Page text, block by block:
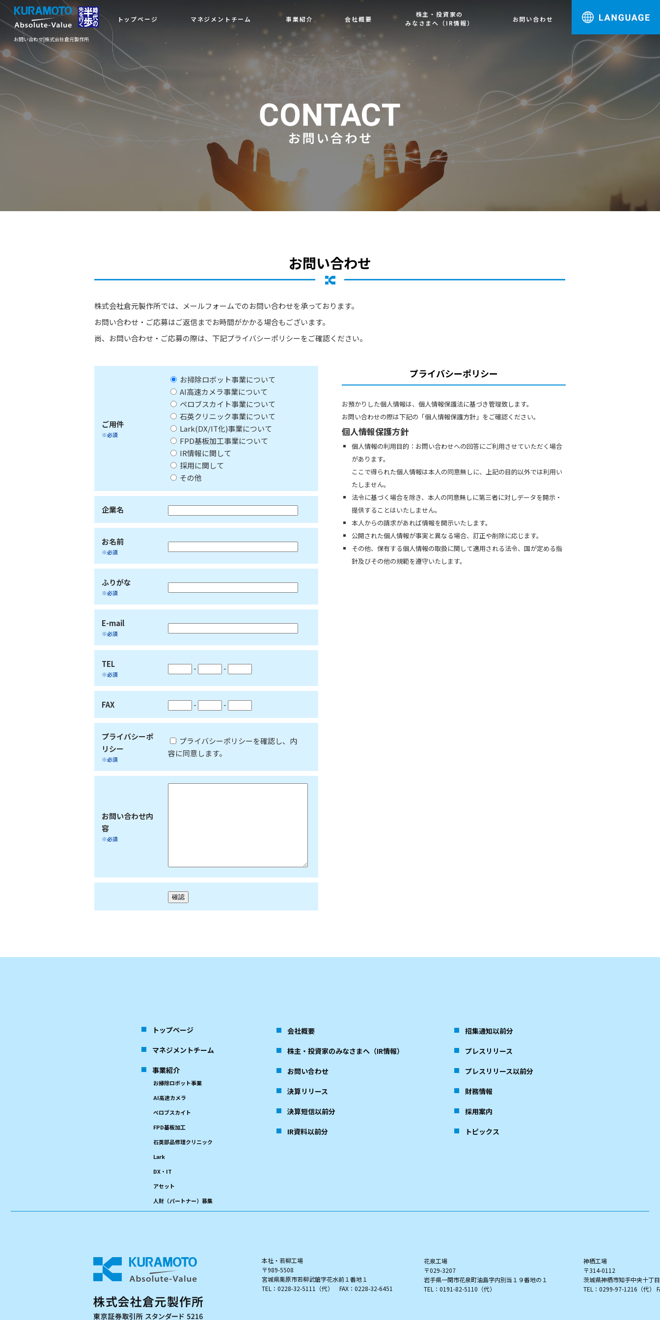
お問い合わせ|株式会社倉元製作所
トップページ マネジメントチーム 事業紹介 会社概要
株主・投資家の
みなさまへ（IR情報）
お問い合わせ
お問い合わせ
株式会社倉元製作所では、メールフォームでのお問い合わせを承っております。
お問い合わせ・ご応募はご返信までお時間がかかる場合もございます。
尚、お問い合わせ・ご応募の際は、下記プライバシーポリシーをご確認ください。
ご用件
※必須
お掃除ロボット事業について
AI高速カメラ事業について
ペロブスカイト事業について
石英クリニック事業について
Lark(DX/IT化)事業について
FPD基板加工事業について
IR情報に関して
採用に関して
その他
企業名
お名前
※必須
ふりがな
※必須
E-mail
※必須
TEL
※必須
- -
FAX - -
プライバシーポ
リシー
※必須
プライバシーポリシーを確認し、内
容に同意します。
お問い合わせ内
容
※必須
プライバシーポリシー
お預かりした個人情報は、個人情報保護法に基づき管理致します。
お問い合わせの際は下記の「個人情報保護方針」をご確認ください。
個人情報保護方針
個人情報の利用目的：お問い合わせへの回答にご利用させていただく場合
があります。
ここで得られた個人情報は本人の同意無しに、上記の目的以外では利用い
たしません。
法令に基づく場合を除き、本人の同意無しに第三者に対しデータを開示・
提供することはいたしません。
本人からの請求があれば情報を開示いたします。
公開された個人情報が事実と異なる場合、訂正や削除に応じます。
その他、保有する個人情報の取扱に関して適用される法令、国が定める指
針及びその他の規範を遵守いたします。
トップページ
マネジメントチーム
事業紹介
お掃除ロボット事業
AI高速カメラ
ペロブスカイト
FPD基板加工
石英部品修理クリニック
Lark
DX・IT
アセット
人財（パートナー）募集
会社概要
株主・投資家のみなさまへ（IR情報）
お問い合わせ
決算リリース
決算短信以前分
IR資料以前分
招集通知以前分
プレスリリース
プレスリリース以前分
財務情報
採用案内
トピックス
本社・若柳工場
〒989-5508
宮城県栗原市若柳武鎗字花水前１番地１
TEL：0228-32-5111（代） FAX：0228-32-6451
花泉工場
〒029-3207
岩手県一関市花泉町油島字内別当１９番地の１
TEL：0191-82-5110（代）
神栖工場
〒314-0112
茨城県神栖市知手中央十丁
TEL：0299-97-1216（代）